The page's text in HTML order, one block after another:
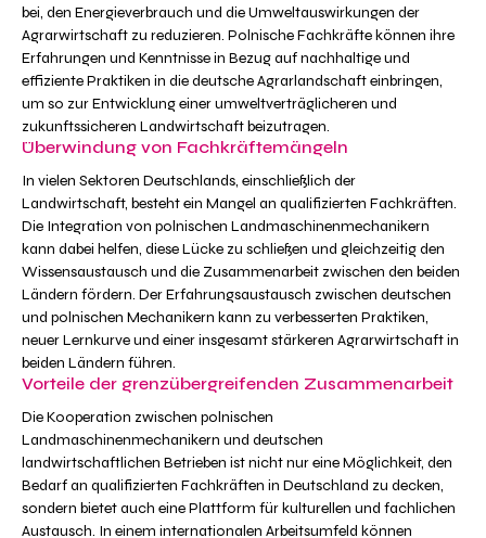
bei, den Energieverbrauch und die Umweltauswirkungen der
Agrarwirtschaft zu reduzieren. Polnische Fachkräfte können ihre
Erfahrungen und Kenntnisse in Bezug auf nachhaltige und
effiziente Praktiken in die deutsche Agrarlandschaft einbringen,
um so zur Entwicklung einer umweltverträglicheren und
zukunftssicheren Landwirtschaft beizutragen.
Überwindung von Fachkräftemängeln
In vielen Sektoren Deutschlands, einschließlich der
Landwirtschaft, besteht ein Mangel an qualifizierten Fachkräften.
Die Integration von polnischen Landmaschinenmechanikern
kann dabei helfen, diese Lücke zu schließen und gleichzeitig den
Wissensaustausch und die Zusammenarbeit zwischen den beiden
Ländern fördern. Der Erfahrungsaustausch zwischen deutschen
und polnischen Mechanikern kann zu verbesserten Praktiken,
neuer Lernkurve und einer insgesamt stärkeren Agrarwirtschaft in
beiden Ländern führen.
Vorteile der grenzübergreifenden Zusammenarbeit
Die Kooperation zwischen polnischen
Landmaschinenmechanikern und deutschen
landwirtschaftlichen Betrieben ist nicht nur eine Möglichkeit, den
Bedarf an qualifizierten Fachkräften in Deutschland zu decken,
sondern bietet auch eine Plattform für kulturellen und fachlichen
Austausch. In einem internationalen Arbeitsumfeld können